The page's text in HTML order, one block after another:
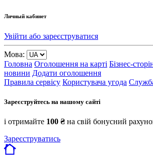
Личный кабинет
Увійти або зареєструватися
Мова:
Головна Оголошення на карті Бізнес-
новини Додати оголошення
Правила сервісу Користувача угода
Зареєструйтесь на нашому сайті
і отримайте 100 ₴ на свій бонусний
Зареєструватись